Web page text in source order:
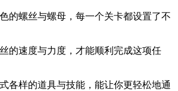
的螺丝与螺母，每一个关卡都设置了不
的速度与力度，才能顺利完成这项任
各样的道具与技能，能让你更轻松地通